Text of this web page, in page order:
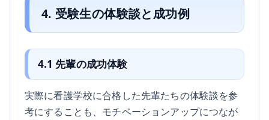
4. 受験生の体験談と成功例
4.1 先輩の成功体験
実際に看護学校に合格した先輩たちの体験談を参
考にすることも、モチベーションアップにつなが